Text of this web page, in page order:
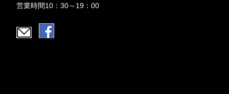
営業時間10：30～19：00